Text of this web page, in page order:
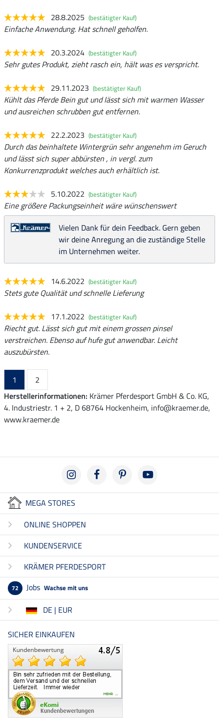
28.8.2025 (bestätigter Kauf)
Einfache Anwendung. Hat schnell geholfen.
20.3.2024 (bestätigter Kauf)
Sehr gutes Produkt, zieht rasch ein, hält was es verspricht.
29.11.2023 (bestätigter Kauf)
Kühlt das Pferde Bein gut und lässt sich mit warmen Wasser
und ausreichen schrubben gut entfernen.
22.2.2023 (bestätigter Kauf)
Durch das beinhaltete Wintergrün sehr angenehm im Geruch
und lässt sich super abbürsten , in vergl. zum
Konkurrenzprodukt welches auch erhältlich ist.
5.10.2022 (bestätigter Kauf)
Eine größere Packungseinheit wäre wünschenswert
Vielen Dank für dein Feedback. Gern geben
wir deine Anregung an die zuständige Stelle
im Unternehmen weiter.
14.6.2022 (bestätigter Kauf)
Stets gute Qualität und schnelle Lieferung
17.1.2022 (bestätigter Kauf)
Riecht gut. Lässt sich gut mit einem grossen pinsel
verstreichen. Ebenso auf hufe gut anwendbar. Leicht
auszubürsten.
1
2
Herstellerinformationen: Krämer Pferdesport GmbH & Co. KG,
4. Industriestr. 1 + 2, D 68764 Hockenheim, info@kraemer.de,
www.kraemer.de
MEGA STORES
ONLINE SHOPPEN
KUNDENSERVICE
KRÄMER PFERDESPORT
72 Jobs Wachse mit uns
DE | EUR
SICHER EINKAUFEN